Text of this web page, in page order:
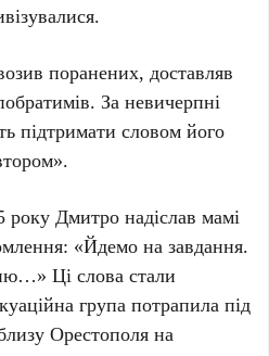
поранених, доставляв
За невичерпні
підтримати словом його
року Дмитро надіслав мамі
«Йдемо на завдання.
Ці слова стали
група потрапила під
Орестополя на